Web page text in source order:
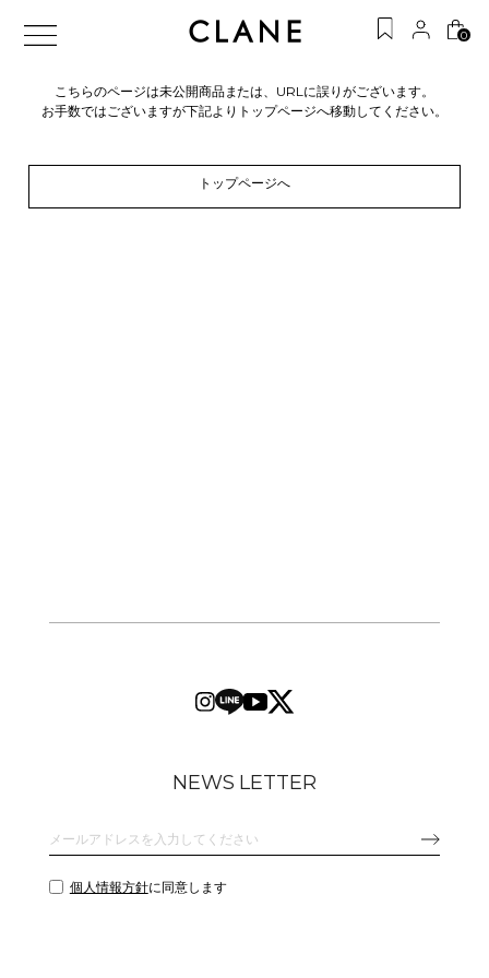
0
こちらのページは未公開商品または、URLに誤りがございます。
お手数ではございますが下記よりトップページへ移動してください。
トップページへ
NEWS LETTER
個人情報方針に同意します